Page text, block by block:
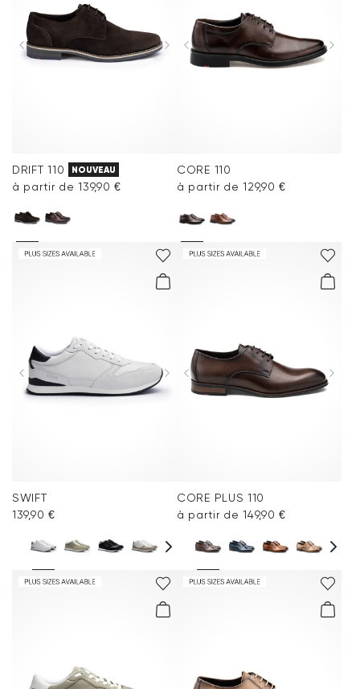
DRIFT 110 NOUVEAU
à partir de 139,90 €
CORE 110
à partir de 129,90 €
SWIFT
139,90 €
CORE PLUS 110
à partir de 149,90 €